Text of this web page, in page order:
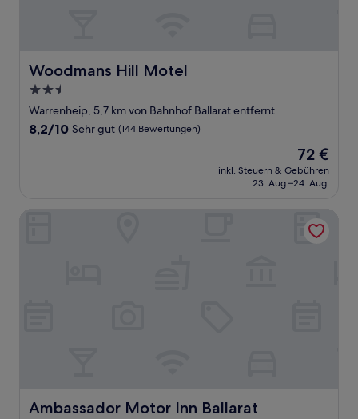
Woodmans Hill Motel
Woodmans Hill Motel
2.5-
Sterne-
Unterkunft
Warrenheip, 5,7 km von Bahnhof Ballarat entfernt
8.2
Bewertungen)
8,2/10 Sehr gut (144 Bewertungen)
Der
Preis
beträgt
72 €
inkl. Steuern & Gebühren
23. Aug.–24. Aug.
Ambassador Motor Inn Ballarat
Ambassador Motor Inn Ballarat